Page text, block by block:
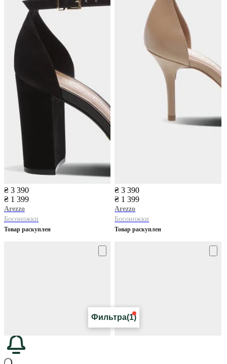
₴ 3 390
₴ 1 399
Arezzo
Босоножки
Товар раскуплен
₴ 3 390
₴ 1 399
Arezzo
Босоножки
Товар раскуплен
Фильтра(1)